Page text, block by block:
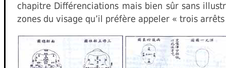
chapitre Différenciations mais bien sûr sans
zones du visage qu’il préfère appeler « trois